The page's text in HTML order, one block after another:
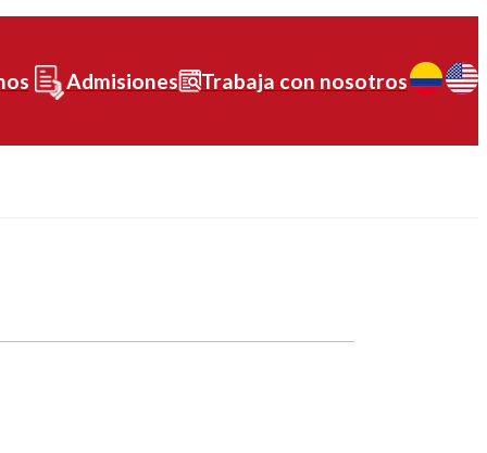
Admisiones Trabaja con nosotros